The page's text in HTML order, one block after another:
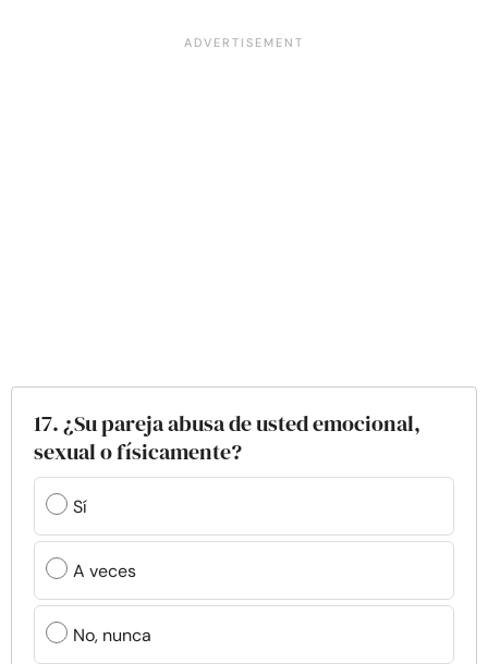
17. ¿Su pareja abusa de usted emocional,
sexual o físicamente?
Sí
A veces
No, nunca